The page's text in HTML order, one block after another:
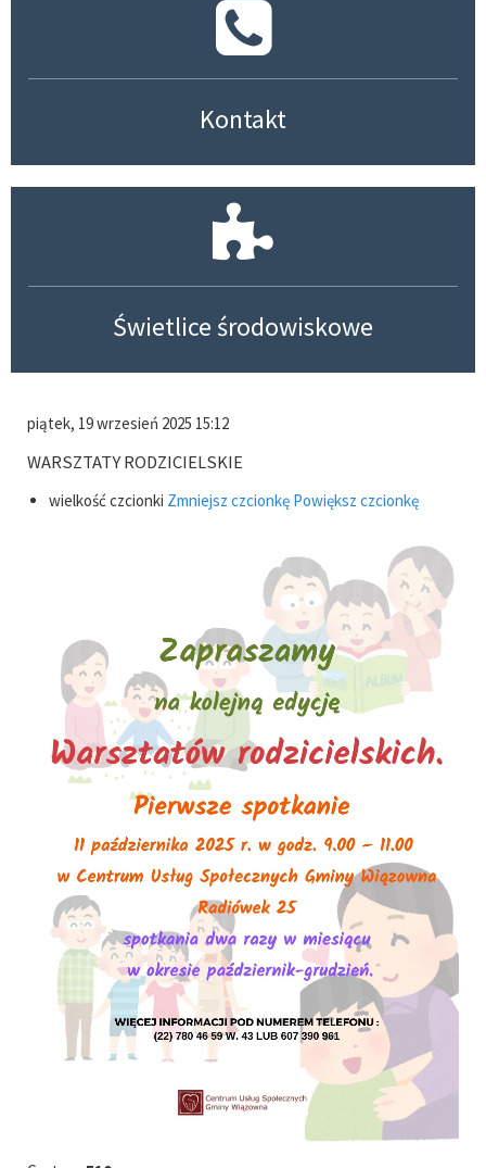
Kontakt
Świetlice środowiskowe
piątek, 19 wrzesień 2025 15:12
WARSZTATY RODZICIELSKIE
wielkość czcionki Zmniejsz czcionkę Powiększ czcionkę